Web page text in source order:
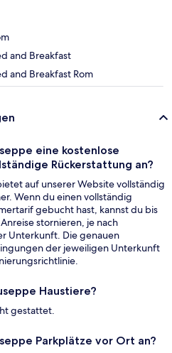
and Breakfast
and Breakfast Rom
eine kostenlose
Rückerstattung an?
auf unserer Website vollständig
Wenn du einen vollständig
gebucht hast, kannst du bis
stornieren, je nach
Unterkunft. Die genauen
der jeweiligen Unterkunft
Haustiere?
gestattet.
Parkplätze vor Ort an?